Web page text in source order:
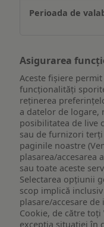
dispozitiv
Asigurarea
Aceste fișiere
funcționalități
reţinerea
a datelor de logare,
posibilitatea de live
sau de furnizori
paginile noastre
plasarea/accesarea
sau toate aceste
Selectarea opțiunii
scop implică
plasare/accesare
Cookie, de către
excepția situației în